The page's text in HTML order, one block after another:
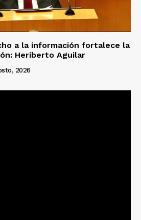
a la información fortalece la
Heriberto Aguilar
2026